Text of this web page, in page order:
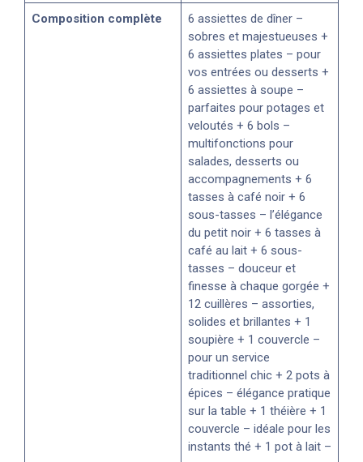
Composition complète
6 assiettes de dîner –
sobres et majestueuses +
6 assiettes plates – pour
vos entrées ou desserts +
6 assiettes à soupe –
parfaites pour potages et
veloutés + 6 bols –
multifonctions pour
salades, desserts ou
accompagnements + 6
tasses à café noir + 6
sous-tasses – l’élégance
du petit noir + 6 tasses à
café au lait + 6 sous-
tasses – douceur et
finesse à chaque gorgée +
12 cuillères – assorties,
solides et brillantes + 1
soupière + 1 couvercle –
pour un service
traditionnel chic + 2 pots à
épices – élégance pratique
sur la table + 1 théière + 1
couvercle – idéale pour les
instants thé + 1 pot à lait –